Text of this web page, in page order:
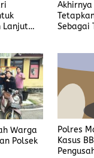
Lanjut
Sebagai
Warga
Polsek
Polres
Kasus